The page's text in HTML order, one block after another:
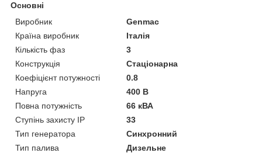
Основні
Виробник
Genmac
Країна виробник
Італія
Кількість фаз
3
Конструкція
Стаціонарна
Коефіцієнт потужності
0.8
Напруга
400 В
Повна потужність
66 кВА
Ступінь захисту IP
33
Тип генератора
Синхронний
Тип палива
Дизельне